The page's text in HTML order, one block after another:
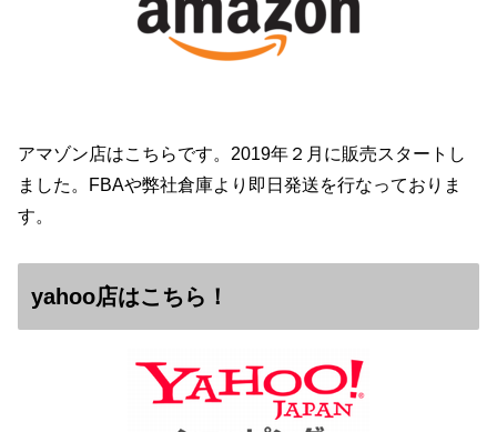
アマゾン店はこちらです。2019年２月に販売スタートし
ました。FBAや弊社倉庫より即日発送を行なっておりま
す。
yahoo店はこちら！